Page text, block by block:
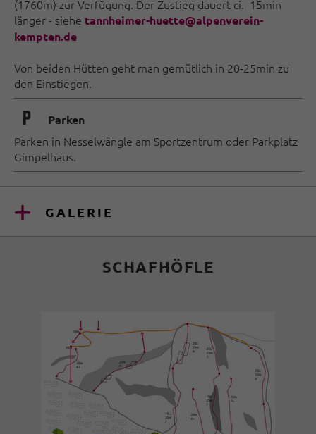
(1760m) zur Verfügung. Der Zustieg dauert ci. 15min
länger - siehe tannheimer-huette@alpenverein-
kempten.de
Von beiden Hütten geht man gemütlich in 20-25min zu
den Einstiegen.
🐈 Parken
Parken in Nesselwängle am Sportzentrum oder Parkplatz
Gimpelhaus.
GALERIE
SCHAFHÖFLE